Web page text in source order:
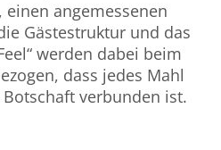
an­ge­mes­senen
Gäste­struktur und das
werden dabei beim
dass jedes Mahl
verbunden ist.